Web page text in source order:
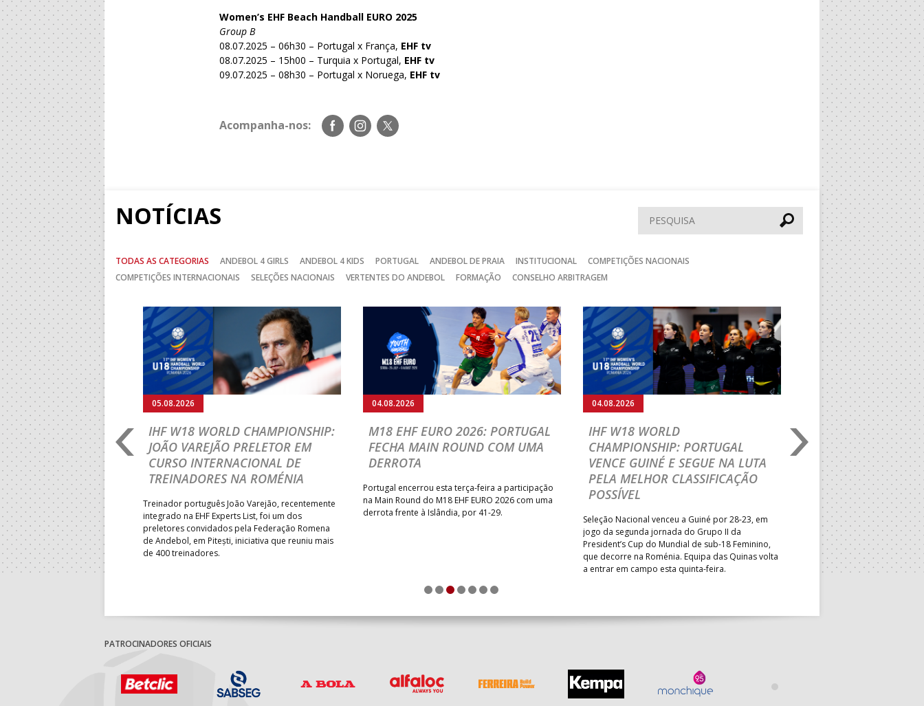
Women’s EHF Beach Handball EURO 2025
Group B
08.07.2025 – 06h30 – Portugal x França, EHF tv
08.07.2025 – 15h00 – Turquia x Portugal, EHF tv
09.07.2025 – 08h30 – Portugal x Noruega, EHF tv
Acompanha-nos:
Siga-
nos
Siga-
nos
Siga-
nos
NOTÍCIAS Pesquisar
TODAS AS CATEGORIAS ANDEBOL 4 GIRLS ANDEBOL 4 KIDS PORTUGAL ANDEBOL DE PRAIA INSTITUCIONAL
COMPETIÇÕES NACIONAIS
COMPETIÇÕES INTERNACIONAIS
SELEÇÕES NACIONAIS VERTENTES DO ANDEBOL FORMAÇÃO CONSELHO ARBITRAGEM
CHAMPIONSHIP:
FASE A
CUP
na fase de grupos da
mede forças com o
no primeiro embate dos
entre o 17.º e 32.º lugare do
sub-18 Feminino.
05.08.2026
IHF W18 WORLD CHAMPIONSHIP:
JOÃO VAREJÃO PRELETOR EM
CURSO INTERNACIONAL DE
TREINADORES NA ROMÉNIA
Treinador português João Varejão, recentemente
integrado na EHF Experts List, foi um dos
preletores convidados pela Federação Romena
de Andebol, em Pitești, iniciativa que reuniu mais
de 400 treinadores.
04.08.2026
M18 EHF EURO 2026: PORTUGAL
FECHA MAIN ROUND COM UMA
DERROTA
Portugal encerrou esta terça-feira a participação
na Main Round do M18 EHF EURO 2026 com uma
derrota frente à Islândia, por 41-29.
04.08.2026
IHF W18 WORLD
CHAMPIONSHIP: PORTUGAL
VENCE GUINÉ E SEGUE NA LUTA
PELA MELHOR CLASSIFICAÇÃO
POSSÍVEL
Seleção Nacional venceu a Guiné por 28-23, em
jogo da segunda jornada do Grupo II da
President’s Cup do Mundial de sub-18 Feminino,
que decorre na Roménia. Equipa das Quinas volta
a entrar em campo esta quinta-feira.
03.08.2026
M18 EHF EURO
CEDE DIANTE DA
MAIN ROUND
Segunda parte dominada
derrota portuguesa por 35-
Grupo II da Main Round do
Masculino, em Belgrado.
a entrar em campo esta
horas.
Anterior Seguinte
1 2 3 4 5 6 7
PATROCINADORES OFICIAIS